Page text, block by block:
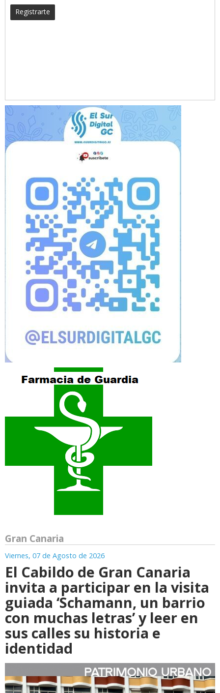
Registrarte
Gran Canaria
Viernes, 07 de Agosto de 2026
El Cabildo de Gran Canaria
invita a participar en la visita
guiada ‘Schamann, un barrio
con muchas letras’ y leer en
sus calles su historia e
identidad